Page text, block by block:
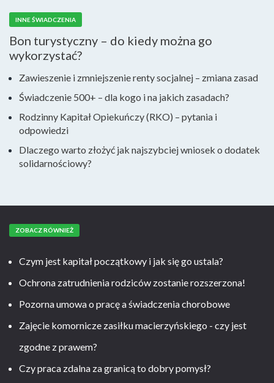
INNE ŚWIADCZENIA
Bon turystyczny – do kiedy można go
wykorzystać?
Zawieszenie i zmniejszenie renty socjalnej – zmiana zasad
Świadczenie 500+ – dla kogo i na jakich zasadach?
Rodzinny Kapitał Opiekuńczy (RKO) – pytania i
odpowiedzi
Dlaczego warto złożyć jak najszybciej wniosek o dodatek
solidarnościowy?
ZOBACZ RÓWNIEŻ
Czym jest kapitał początkowy i jak się go ustala?
Ochrona zatrudnienia rodziców zostanie rozszerzona!
Pozorna umowa o pracę a świadczenia chorobowe
Zajęcie komornicze zasiłku macierzyńskiego - czy jest
zgodne z prawem?
Czy praca zdalna za granicą to dobry pomysł?